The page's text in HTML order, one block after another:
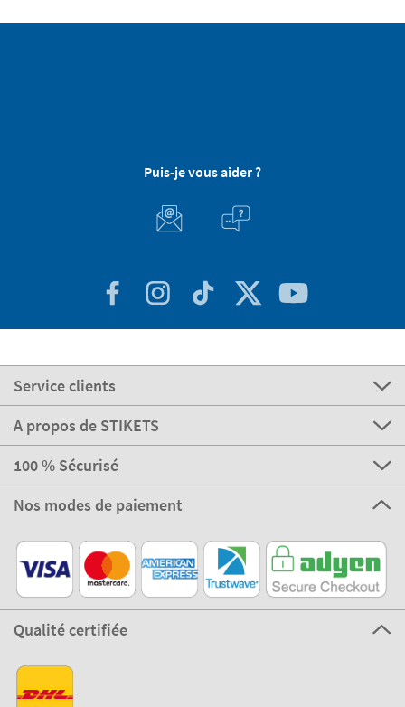
Puis-je vous aider ?
Service clients
A propos de STIKETS
100 % Sécurisé
Nos modes de paiement
Qualité certifiée